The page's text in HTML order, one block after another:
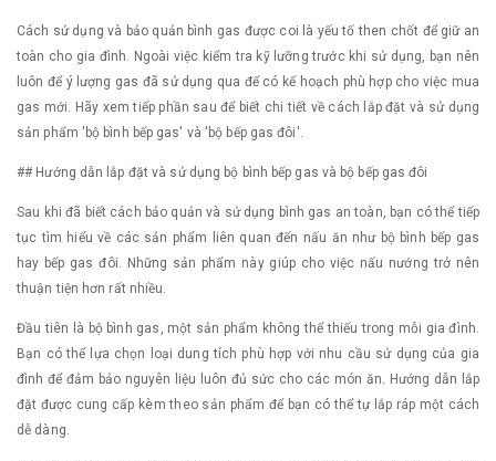
Cách sử dụng và bảo quản bình gas được coi là yếu tố then chốt để giữ an
toàn cho gia đình. Ngoài việc kiểm tra kỹ lưỡng trước khi sử dụng, bạn nên
luôn để ý lượng gas đã sử dụng qua để có kế hoạch phù hợp cho việc mua
gas mới. Hãy xem tiếp phần sau để biết chi tiết về cách lắp đặt và sử dụng
sản phẩm 'bộ bình bếp gas' và 'bộ bếp gas đôi'.
## Hướng dẫn lắp đặt và sử dụng bộ bình bếp gas và bộ bếp gas đôi
Sau khi đã biết cách bảo quản và sử dụng bình gas an toàn, bạn có thể tiếp
tục tìm hiểu về các sản phẩm liên quan đến nấu ăn như bộ bình bếp gas
hay bếp gas đôi. Những sản phẩm này giúp cho việc nấu nướng trở nên
thuận tiện hơn rất nhiều.
Đầu tiên là bộ bình gas, một sản phẩm không thể thiếu trong mỗi gia đình.
Bạn có thể lựa chọn loại dung tích phù hợp với nhu cầu sử dụng của gia
đình để đảm bảo nguyên liệu luôn đủ sức cho các món ăn. Hướng dẫn lắp
đặt được cung cấp kèm theo sản phẩm để bạn có thể tự lắp ráp một cách
dễ dàng.